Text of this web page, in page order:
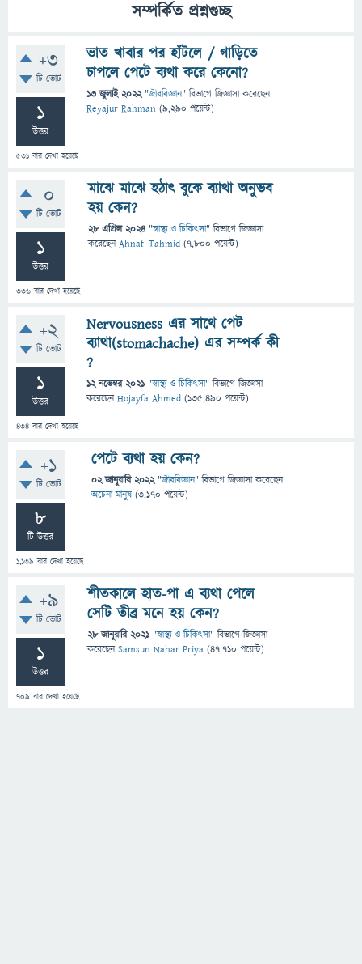
সম্পর্কিত প্রশ্নগুচ্ছ
+3
টি ভোট
1
উত্তর
531 বার দেখা হয়েছে
ভাত খাবার পর হাঁটলে / গাড়িতে
চাপলে পেটে ব্যথা করে কেনো?
13 জুলাই 2022 "জীববিজ্ঞান" বিভাগে জিজ্ঞাসাকরেছেন
Reyajur Rahman (9,290 পয়েন্ট)
0
টি ভোট
1
উত্তর
336 বার দেখা হয়েছে
মাঝে মাঝে হঠাৎ বুকে ব্যাথা অনুভব
হয় কেন?
28 এপ্রিল 2024 "স্বাস্থ্য ও চিকিৎসা" বিভাগে জিজ্ঞাসা
করেছেনAhnaf_Tahmid (7,800 পয়েন্ট)
+2
টি ভোট
1
উত্তর
434 বার দেখা হয়েছে
Nervousness এর সাথে পেট
ব্যাথা(stomachache) এর সম্পর্ক কী
?
12 নভেম্বর 2021 "স্বাস্থ্য ও চিকিৎসা" বিভাগে জিজ্ঞাসা
করেছেনHojayfa Ahmed (135,490 পয়েন্ট)
+1
টি ভোট
8
টি উত্তর
1,139 বার দেখা হয়েছে
পেটে ব্যথা হয় কেন?
02 জানুয়ারি 2022 "জীববিজ্ঞান" বিভাগে জিজ্ঞাসাকরেছেন
অচেনা মানুষ (3,170 পয়েন্ট)
+9
টি ভোট
1
উত্তর
709 বার দেখা হয়েছে
শীতকালে হাত-পা এ ব্যথা পেলে
সেটি তীব্র মনে হয় কেন?
28 জানুয়ারি 2021 "স্বাস্থ্য ও চিকিৎসা" বিভাগে জিজ্ঞাসা
করেছেনSamsun Nahar Priya (47,710 পয়েন্ট)